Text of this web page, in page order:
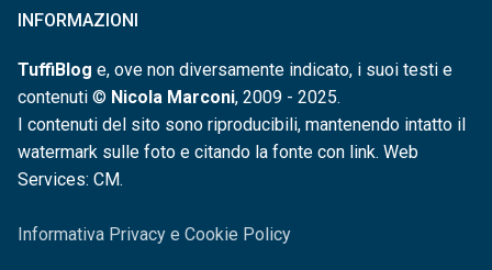
INFORMAZIONI
TuffiBlog e, ove non diversamente indicato, i suoi testi e
contenuti © Nicola Marconi, 2009 - 2025.
I contenuti del sito sono riproducibili, mantenendo intatto il
watermark sulle foto e citando la fonte con link. Web
Services: CM.
Informativa Privacy e Cookie Policy